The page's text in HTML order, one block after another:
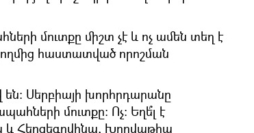
մուտքը միշտ չէ և ոչ ամեն տեղ է
հաստատված որոշման
Սերբիայի խորհրդարանը
մուտքը։ Ոչ։ Եղե՞լ է
և Հերցեգովինա, Խորվաթիա